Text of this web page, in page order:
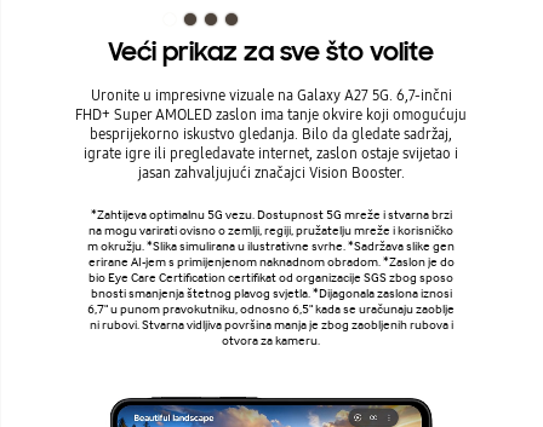
Veći prikaz za sve što volite
Uronite u impresivne vizuale na Galaxy A27 5G. 6,7-inčni
FHD+ Super AMOLED zaslon ima tanje okvire koji omogućuju
besprijekorno iskustvo gledanja. Bilo da gledate sadržaj,
igrate igre ili pregledavate internet, zaslon ostaje svijetao i
jasan zahvaljujući značajci Vision Booster.
*Zahtijeva optimalnu 5G vezu. Dostupnost 5G mreže i stvarna brzi
na mogu varirati ovisno o zemlji, regiji, pružatelju mreže i korisničko
m okružju. *Slika simulirana u ilustrativne svrhe. *Sadržava slike gen
erirane AI-jem s primijenjenom naknadnom obradom. *Zaslon je do
bio Eye Care Certification certifikat od organizacije SGS zbog sposo
bnosti smanjenja štetnog plavog svjetla. *Dijagonala zaslona iznosi
6,7" u punom pravokutniku, odnosno 6,5" kada se uračunaju zaoblje
ni rubovi. Stvarna vidljiva površina manja je zbog zaobljenih rubova i
otvora za kameru.